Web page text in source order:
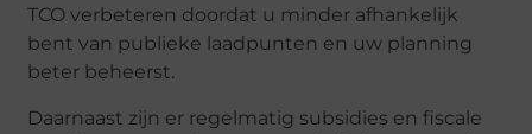
TCO verbeteren doordat u minder afhankelijk
bent van publieke laadpunten en uw planning
beter beheerst.
Daarnaast zijn er regelmatig subsidies en fiscale